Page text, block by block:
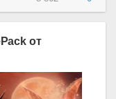
от